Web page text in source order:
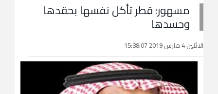
مسهور: قطر تأكل نفسها بحقدها
وحسدها
الاثنين 4 مارس 2019 15:38:07